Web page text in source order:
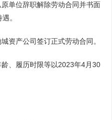
单位辞职解除劳动合同并书面
。
产公司签订正式劳动合同。
、履历时限等以2023年4月30